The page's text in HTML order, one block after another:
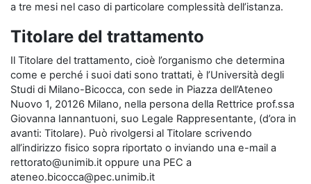
a tre mesi nel caso di particolare complessità dell’istanza.
Titolare del trattamento
Il Titolare del trattamento, cioè l’organismo che determina
come e perché i suoi dati sono trattati, è l’Università degli
Studi di Milano-Bicocca, con sede in Piazza dell’Ateneo
Nuovo 1, 20126 Milano, nella persona della Rettrice prof.ssa
Giovanna Iannantuoni, suo Legale Rappresentante, (d’ora in
avanti: Titolare). Può rivolgersi al Titolare scrivendo
all’indirizzo fisico sopra riportato o inviando una e-mail a
rettorato@unimib.it oppure una PEC a
ateneo.bicocca@pec.unimib.it